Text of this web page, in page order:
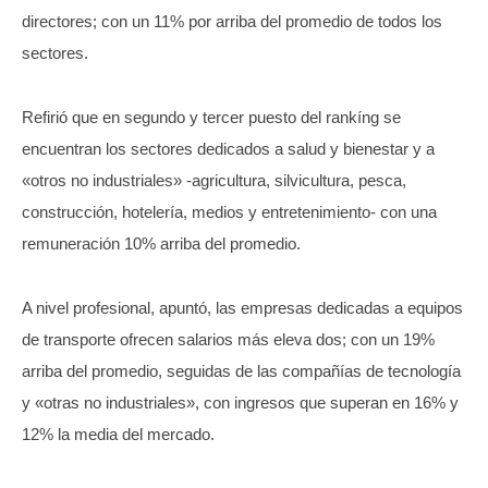
directores; con un 11% por arriba del promedio de todos los
sectores.
Refirió que en segundo y tercer puesto del rankíng se
encuentran los sectores dedicados a salud y bienestar y a
«otros no industriales» -agricultura, silvicultura, pesca,
construcción, hotelería, medios y entretenimiento- con una
remuneración 10% arriba del promedio.
A nivel profesional, apuntó, las empresas dedicadas a equipos
de transporte ofrecen salarios más eleva dos; con un 19%
arriba del promedio, seguidas de las compañías de tecnología
y «otras no industriales», con ingresos que superan en 16% y
12% la media del mercado.